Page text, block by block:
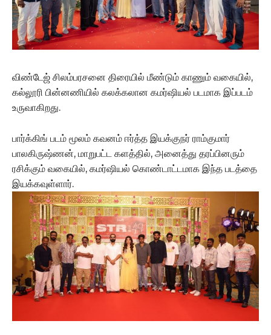
விண்டேஜ் சிலம்பரசனை திரையில் மீண்டும் காணும் வகையில்,
கல்லூரி பின்னணியில் கலக்கலான கமர்ஷியல் படமாக இப்படம்
உருவாகிறது.
பார்க்கிங் படம் மூலம் கவனம் ஈர்த்த இயக்குநர் ராம்குமார்
பாலகிருஷ்ணன், மாறுபட்ட களத்தில், அனைத்து தரப்பினரும்
ரசிக்கும் வகையில், கமர்ஷியல் கொண்டாட்டமாக இந்த படத்தை
இயக்கவுள்ளார்.